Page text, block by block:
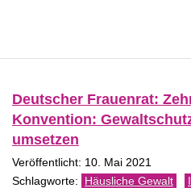
Deutscher Frauenrat:
Konvention:
umsetzen
Veröffentlicht: 10. Mai 2021
Häusliche Gewalt